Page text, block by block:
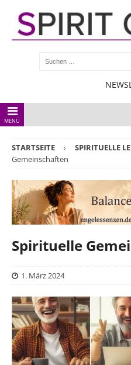
MENÜ
STARTSEITE SPIRITUELLE
Gemeinschaften
Spirituelle
1. März 2024